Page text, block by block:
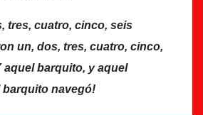
tres, cuatro, cinco, seis
un, dos, tres, cuatro, cinco,
aquel barquito, y aquel
navegó!